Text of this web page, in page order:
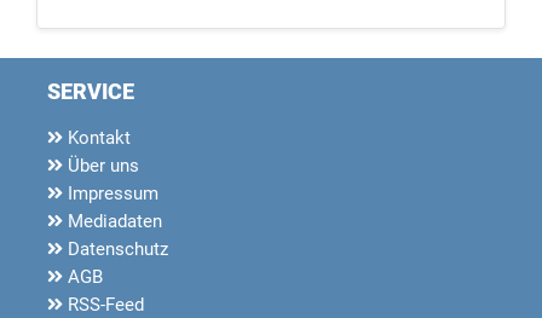
SERVICE
Kontakt
Über uns
Impressum
Mediadaten
Datenschutz
AGB
RSS-Feed